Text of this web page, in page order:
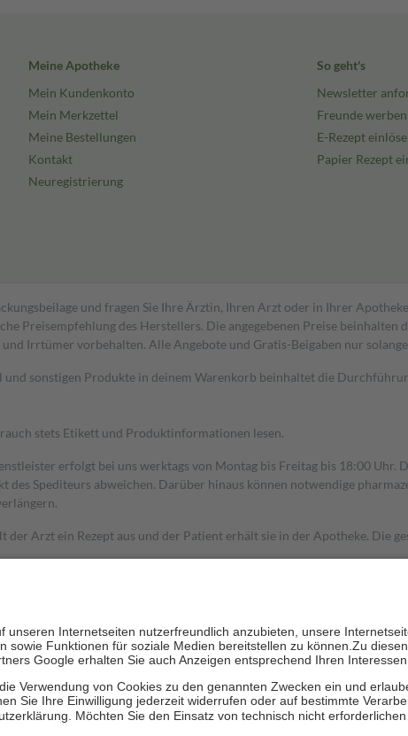
Meine Apotheke
Mein Kundenkonto
Mein Merkzettel
Meine Bestellungen
Kontakt
Neuregistrierung
So geht's
Newsletter
Freunde werben
E-Rezept
Papier Rezept
und fragen Sie Ihre Ärztin, Ihren Arzt oder in Ihrer
Preisempfehlung des Herstellers. Die angegebenen Preise beinhalten
Irrtümer vorbehalten. Alle Angebote und Gratis-Beigaben nur
sonstigen Produkte in deinem Warenkorb beinhaltet die
stets Etikett und Produktinformationen lesen.
erfolgt bei uns werktags von Montag bis Freitag bis 18:00 Uhr.
Spediteurs abweichen. Darüber hinaus können notwendige
Arzt ein Rezept aus und der Patient erhält sie in der Apotheke. Die
die Zuzahlung zehn Prozent der Kosten sowie zehn Euro je
Gesundheit zu stärken und die besondere Stellung der Familie zu
Lebensjahr mit Ausnahme der Fahrkosten
die von der GKV getragen werden